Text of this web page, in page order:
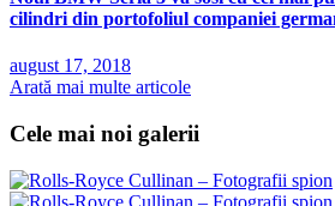
cilindri din portofoliul companiei
august 17, 2018
Arată mai multe articole
Cele mai noi galerii